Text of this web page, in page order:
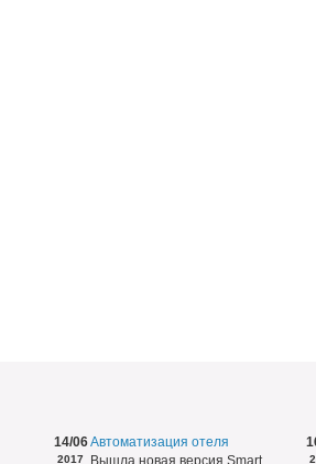
14/06
2017
Автоматизация отеля
Вышла новая версия Smart